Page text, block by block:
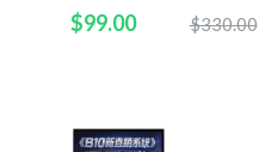
$99.00
$330.00